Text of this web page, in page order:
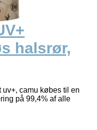
halsrør,
camu købes til en
på 99,4% af alle